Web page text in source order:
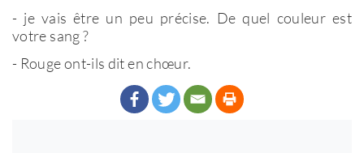
- je vais être un peu précise. De quel couleur est
votre sang ?
- Rouge ont-ils dit en chœur.